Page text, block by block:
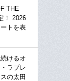
THE
！ 2026
トを表
けるオ
ラブレ
の太田